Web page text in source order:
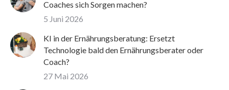
Coaches sich Sorgen machen?
5 Juni 2026
KI in der Ernährungsberatung: Ersetzt
Technologie bald den Ernährungsberater oder
Coach?
27 Mai 2026